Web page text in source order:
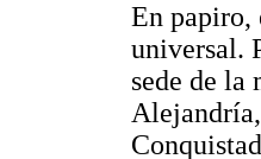
En papiro,
universal.
sede de la